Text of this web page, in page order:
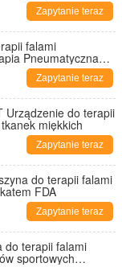
Zapytanie teraz
falami
Pneumatyczna
Zapytanie teraz
Urządzenie do terapii
miękkich
Zapytanie teraz
do terapii falami
FDA
Zapytanie teraz
do terapii falami
sportowych